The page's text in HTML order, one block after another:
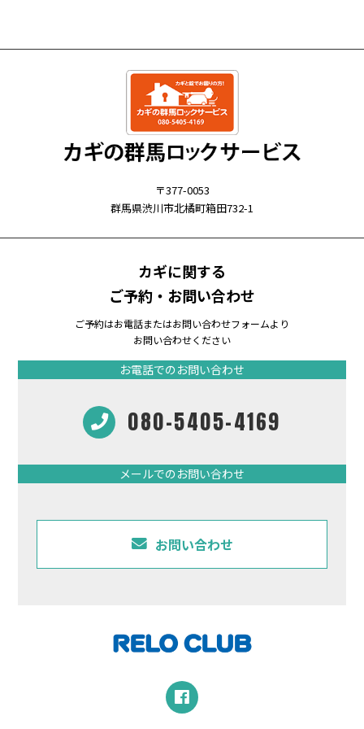
〒377-0053
群馬県渋川市北橘町箱田732-1
カギに関する
ご予約・お問い合わせ
ご予約はお電話またはお問い合わせフォームより
お問い合わせください
お電話でのお問い合わせ
080-5405-4169
メールでのお問い合わせ
お問い合わせ